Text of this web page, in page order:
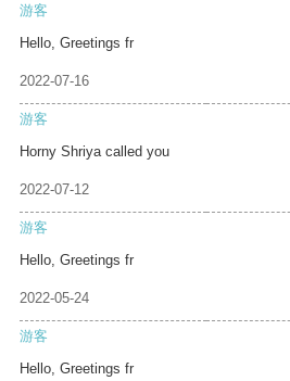
游客
Hello, Greetings fr
2022-07-16
游客
Horny Shriya called you
2022-07-12
游客
Hello, Greetings fr
2022-05-24
游客
Hello, Greetings fr